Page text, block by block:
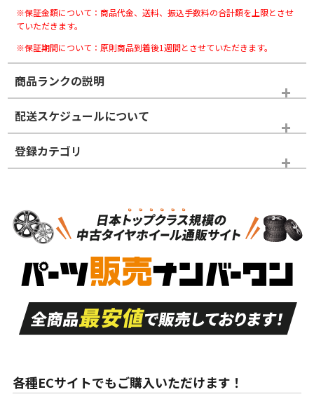
※保証金額について：商品代金、送料、振込手数料の合計額を上限とさせ
ていただきます。
※保証期間について：原則商品到着後1週間とさせていただきます。
商品ランクの説明
※商品ランクは出品者の主観により判断しておりますので、あら
かじめご了承ください。
ホイールランク
S
品）
S
新車外し品（新古
付き
A
走行距離も少なく、
目立つ傷もほとんど
ない中古品
A
走行距離も少なく、
非常に状態の良い中
古品
な中古品
んどない中古品
配送スケジュールについて
登録カテゴリ
ホイールのみ
各種ECサイトでもご購入いただけます！